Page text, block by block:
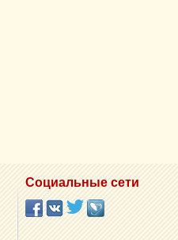
Социальные сети